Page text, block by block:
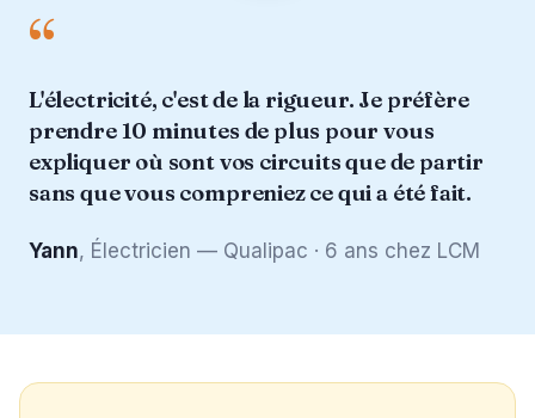
“
L'électricité, c'est de la rigueur. Je préfère
prendre 10 minutes de plus pour vous
expliquer où sont vos circuits que de partir
sans que vous compreniez ce qui a été fait.
Yann, Électricien — Qualipac · 6 ans chez LCM